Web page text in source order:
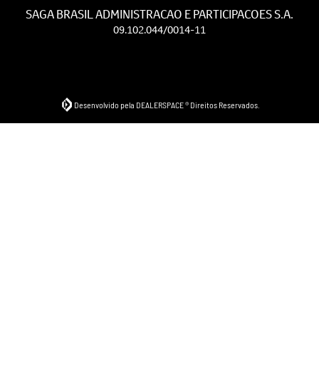
SAGA BRASIL ADMINISTRACAO E PARTICIPACOES S.A.
09.102.044/0014-11
Desenvolvido pela DEALERSPACE ® Direitos Reservados.